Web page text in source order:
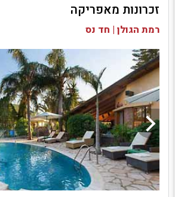
בדיקת זמינות ומחירים
זכרונות מאפריקה
רמת הגולן | חד נס